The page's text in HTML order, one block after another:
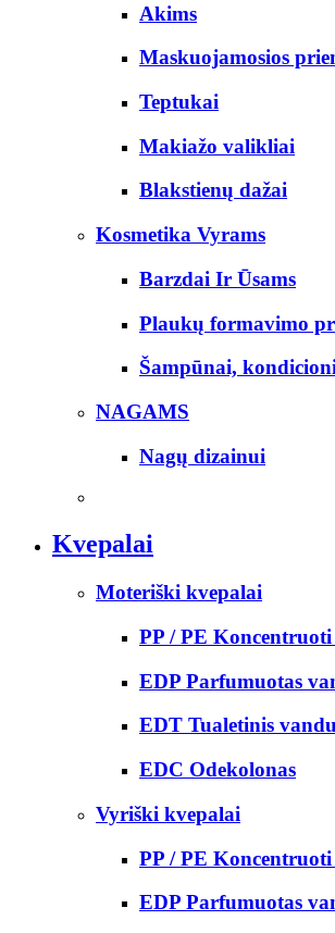
Akims
Maskuojamosios
Teptukai
Makiažo valikliai
Blakstienų dažai
Kosmetika Vyrams
Barzdai Ir Ūsams
Plaukų formavimo
Šampūnai,
NAGAMS
Nagų dizainui
Kvepalai
Moteriški kvepalai
PP / PE
EDP Parfumuotas
EDT Tualetinis
EDC Odekolonas
Vyriški kvepalai
PP / PE
EDP Parfumuotas